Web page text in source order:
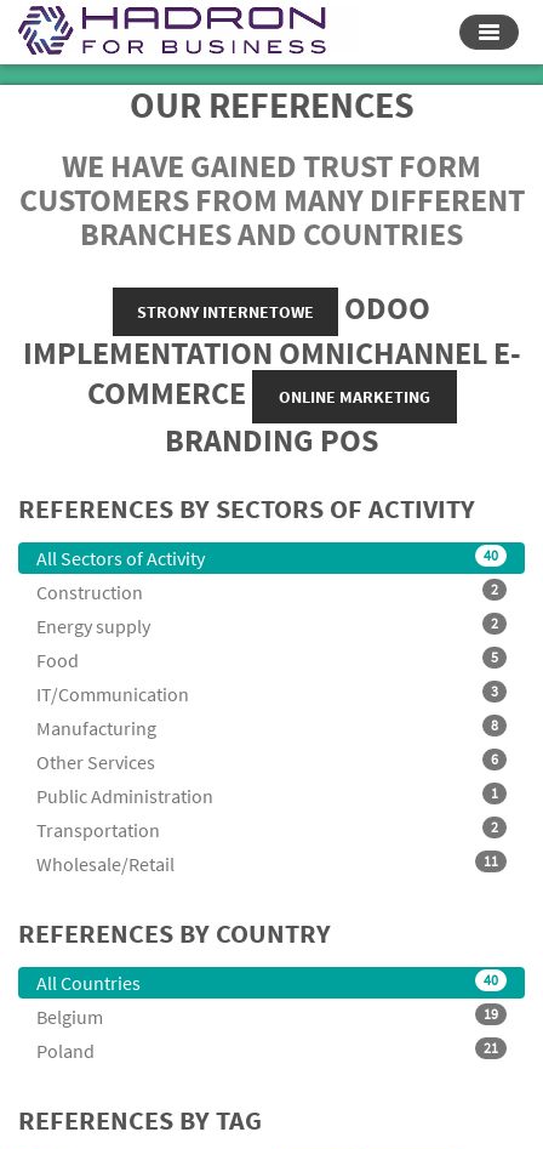
Toggle
OUR REFERENCES
WE HAVE GAINED TRUST FORM
CUSTOMERS FROM MANY DIFFERENT
BRANCHES AND COUNTRIES
STRONY INTERNETOWE
ODOO
IMPLEMENTATION OMNICHANNEL E-
COMMERCE
ONLINE MARKETING
BRANDING POS
REFERENCES BY SECTORS OF ACTIVITY
40
All Sectors of Activity
2
Construction
2
Energy supply
5
Food
3
IT/Communication
8
Manufacturing
6
Other Services
1
Public Administration
2
Transportation
11
Wholesale/Retail
REFERENCES BY COUNTRY
40
All Countries
19
Belgium
21
Poland
REFERENCES BY TAG